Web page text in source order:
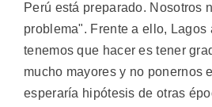
Perú está preparado. Nosotros
problema". Frente a ello, Lagos
tenemos que hacer es tener
mucho mayores y no ponernos
esperaría hipótesis de otras